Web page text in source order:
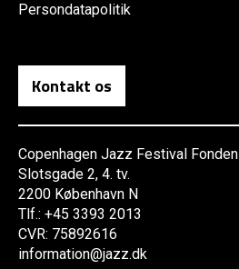
Persondatapolitik
Kontakt os
Copenhagen Jazz Festival Fonden
Slotsgade 2, 4. tv.
2200 København N
Tlf.: +45 3393 2013
CVR: 75892616
information@jazz.dk